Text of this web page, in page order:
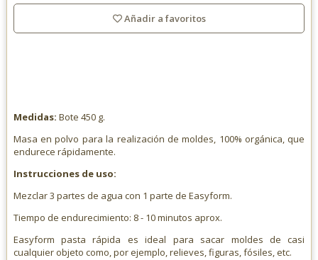
Añadir a favoritos
Medidas: Bote 450 g.
Masa en polvo para la realización de moldes, 100% orgánica, que
endurece rápidamente.
Instrucciones de uso:
Mezclar 3 partes de agua con 1 parte de Easyform.
Tiempo de endurecimiento: 8 - 10 minutos aprox.
Easyform pasta rápida es ideal para sacar moldes de casi
cualquier objeto como, por ejemplo, relieves, figuras, fósiles, etc.